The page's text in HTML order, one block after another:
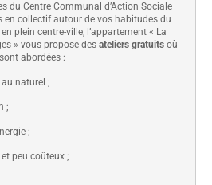
du Centre Communal d’Action Sociale
en collectif autour de vos habitudes du
plein centre-ville, l’appartement « La
» vous propose des ateliers gratuits où
abordées :
naturel ;
;
;
peu coûteux ;